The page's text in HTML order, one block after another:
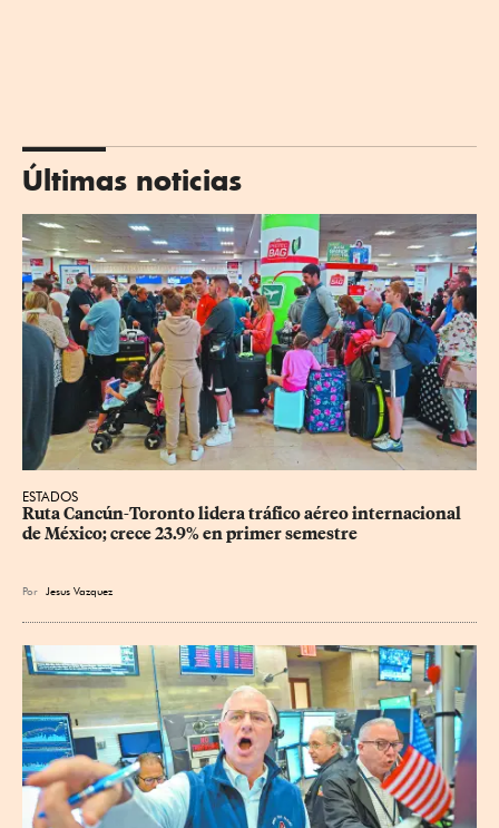
Últimas noticias
ESTADOS
Ruta Cancún-Toronto lidera tráfico aéreo internacional
de México; crece 23.9% en primer semestre
Por Jesus Vazquez